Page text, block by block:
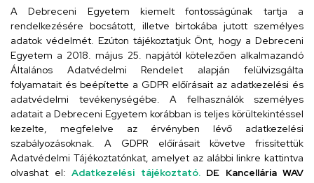
iskola@kossuth-alt.unideb.hu
Cím
4024 Debrecen, Kossuth utca 33.
Szervezeti telefonkönyv
A Debreceni Egyetem kiemelt fontosságúnak tartja a
rendelkezésére bocsátott, illetve birtokába jutott személyes
adatok védelmét. Ezúton tájékoztatjuk Önt, hogy a Debreceni
Egyetem a 2018. május 25. napjától kötelezően alkalmazandó
Általános Adatvédelmi Rendelet alapján felülvizsgálta
folyamatait és beépítette a GDPR előírásait az adatkezelési és
adatvédelmi tevékenységébe. A felhasználók személyes
adatait a Debreceni Egyetem korábban is teljes körültekintéssel
kezelte, megfelelve az érvényben lévő adatkezelési
szabályozásoknak. A GDPR előírásait követve frissítettük
Adatvédelmi Tájékoztatónkat, amelyet az alábbi linkre kattintva
olvashat el: Adatkezelési tájékoztató. DE Kancellária WAV